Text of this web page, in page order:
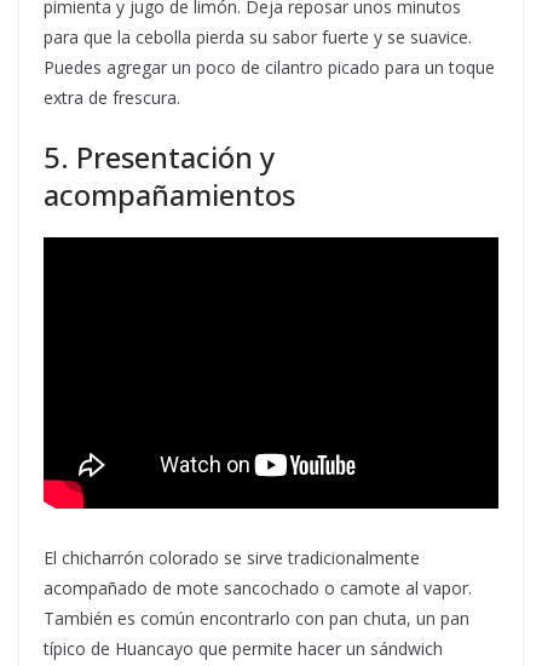
pimienta y jugo de limón. Deja reposar unos minutos
para que la cebolla pierda su sabor fuerte y se suavice.
Puedes agregar un poco de cilantro picado para un toque
extra de frescura.
5. Presentación y
acompañamientos
El chicharrón colorado se sirve tradicionalmente
acompañado de mote sancochado o camote al vapor.
También es común encontrarlo con pan chuta, un pan
típico de Huancayo que permite hacer un sándwich